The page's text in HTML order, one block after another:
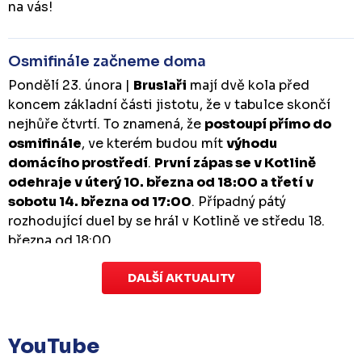
na vás!
Osmifinále začneme doma
Pondělí 23. února | Bruslaři mají dvě kola před
koncem základní části jistotu, že v tabulce skončí
nejhůře čtvrtí. To znamená, že postoupí přímo do
osmifinále, ve kterém budou mítvýhodu
domácího prostředí. První zápas se v Kotlině
odehraje v úterý 10. března od 18:00 a třetí v
sobotu 14. března od 17:00. Případný pátý
rozhodující duel by se hrál v Kotlině ve středu 18.
března od 18:00.
Zápas dorostu je odložen
které se mělo odehrát v pátek 30. ledna ve 14:15,
odloženo!Odehraje se v náhradním termínu, o
DALŠÍ AKTUALITY
YouTube